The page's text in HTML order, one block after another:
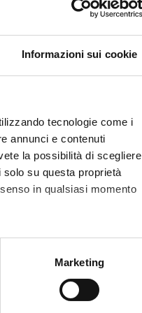
Informazioni sui cookie
tecnologie come i
annunci e contenuti
la possibilità di scegliere
su questa proprietà
in qualsiasi momento
metro,Marketing
2 (MED/20)